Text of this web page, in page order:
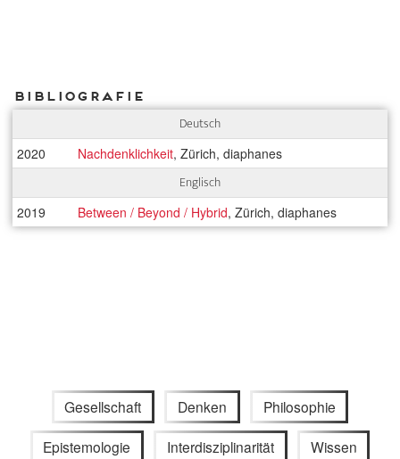
Bibliografie
Deutsch
2020 Nachdenklichkeit, Zürich, diaphanes
Englisch
2019 Between / Beyond / Hybrid, Zürich, diaphanes
Gesellschaft Denken Philosophie
Epistemologie Interdisziplinarität Wissen